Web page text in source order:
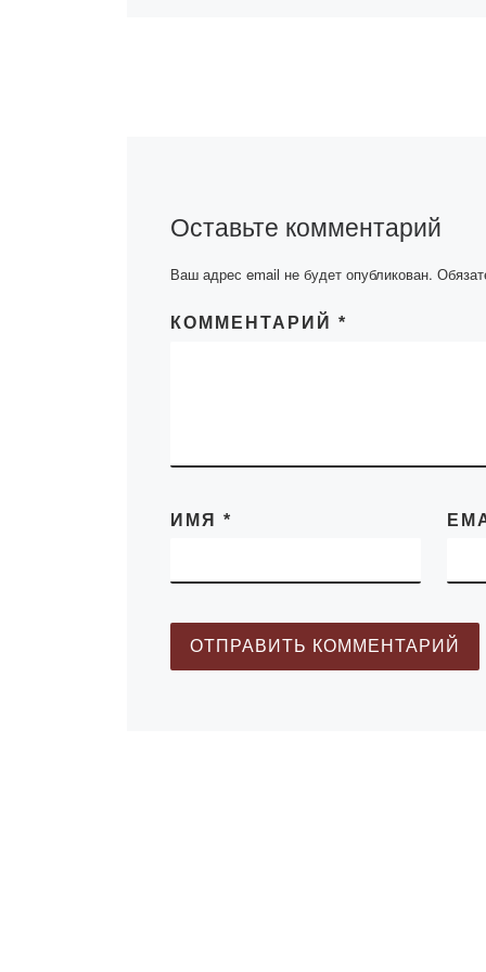
высокому
Оставьте комментарий
Ваш адрес email не будет опубликован.
КОММЕНТАРИЙ *
ИМЯ *